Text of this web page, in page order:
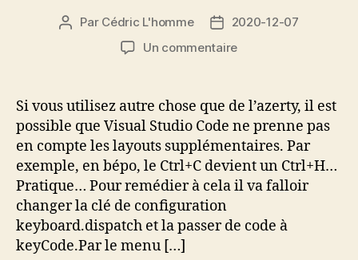
Auteur
Par Cédric L'homme
Date
de
2020-12-07
Un commentairesur
raccourcis
de
Visual
Studio
Code
Ubuntu
Si vous utilisez autre chose que de l’azerty, il est
possible que Visual Studio Code ne prenne pas
en compte les layouts supplémentaires. Par
exemple, en bépo, le Ctrl+C devient un Ctrl+H…
Pratique… Pour remédier à cela il va falloir
changer la clé de configuration
keyboard.dispatch et la passer de code à
keyCode.Par le menu […]